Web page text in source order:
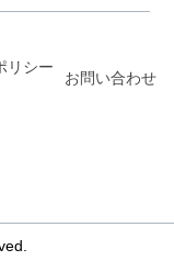
リシー
お問い合わせ